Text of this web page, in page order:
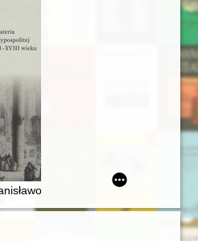
w XIX i XX w. Stan badań i
Stanisława Wyspiańskiego z
wybitnemu oratorstwu